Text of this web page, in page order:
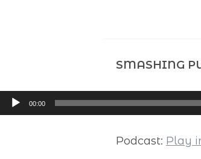
SMASHING
Lecteur
audio
00:00
Podcast: Play